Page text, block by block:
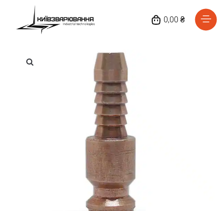
0,00 ₴
Головна
Каталог товарів
Доставка та оплата
Повернення та обмін